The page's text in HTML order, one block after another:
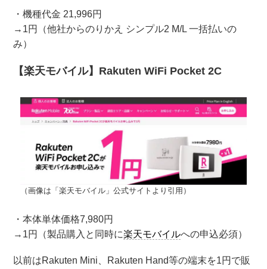
・機種代金 21,996円
→1円（他社からのりかえ シンプル2 M/L 一括払いの
み）
【楽天モバイル】Rakuten WiFi Pocket 2C
（画像は「楽天モバイル」公式サイトより引用）
・本体単体価格7,980円
→1円（製品購入と同時に楽天モバイルへの申込必須）
以前はRakuten Mini、Rakuten Hand等の端末を1円で販